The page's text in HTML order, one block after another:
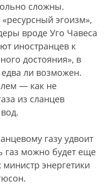
сложны.
эгоизм»,
вроде Уго Чавеса
иностранцев к
достояния», в
едва ли возможен.
— как не
из сланцев
газу удвоит
газ можно будет еще
министр энергетики